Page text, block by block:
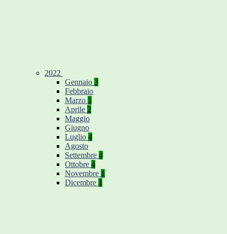
2022
Gennaio 3
Febbraio
Marzo 1
Aprile 2
Maggio
Giugno
Luglio 4
Agosto
Settembre 4
Ottobre 4
Novembre 1
Dicembre 1